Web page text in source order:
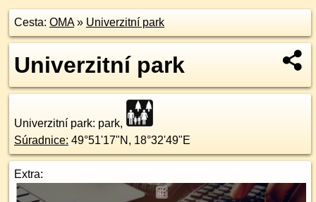
Cesta: OMA» Univerzitní park
Univerzitní park
Univerzitní park: park,
Súradnice: 49°51'17"N , 18°32'49"E
Extra: